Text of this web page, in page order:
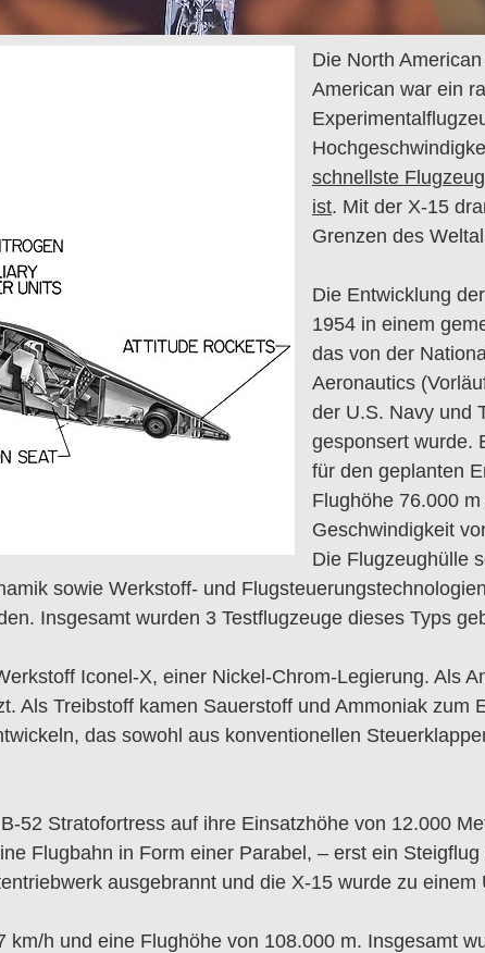
Die North
American war ein
schnellste
ist. Mit der X-15
Grenzen des
Die Entwicklung
1954 in einem
das von der
Aeronautics
der U.S. Navy und
gesponsert wurde.
für den geplanten
Flughöhe 76.000
Geschwindigkeit
Die Flugzeughülle
sowie Werkstoff- und
Insgesamt wurden 3 Testflugzeuge dieses Typs
Iconel-X, einer Nickel-Chrom-Legierung. Als
Als Treibstoff kamen Sauerstoff und Ammoniak zum
das sowohl aus konventionellen
52 Stratofortress auf ihre Einsatzhöhe von 12.000
Flugbahn in Form einer Parabel, – erst ein
ausgebrannt und die X-15 wurde zu einem
h und eine Flughöhe von 108.000 m. Insgesamt